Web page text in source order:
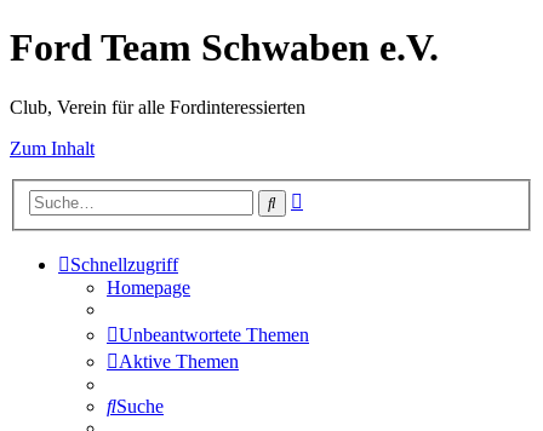
Ford Team Schwaben e.V.
Club, Verein für alle Fordinteressierten
Zum Inhalt
Suche
Schnellzugriff
Homepage
Unbeantwortete Themen
Aktive Themen
Suche